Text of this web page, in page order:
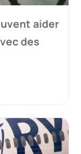
aider
des